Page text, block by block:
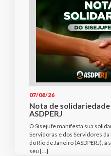
07/08/26
Nota de solidariedade
ASDPERJ
O Sisejufe manifesta sua
Servidoras e dos Servidores
do Rio de Janeiro (ASDPERJ),
seu […]